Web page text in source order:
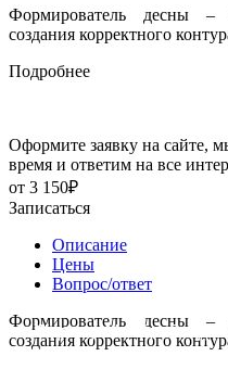
Формирователь десны –
создания корректного
Подробнее
Оформите заявку на сайте,
время и ответим на все
от 3 150₽
Записаться
Описание
Цены
Вопрос/ответ
Формирователь десны –
создания корректного
Жданов Михаил
Меликсетян Артем
Кияницына Милена